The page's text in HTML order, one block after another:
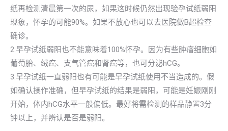
纸再检测清晨第一次的尿，如果这时候仍然出现验孕试纸弱阳
现象，怀孕的可能90%。如果不放心也可以去医院做B超检查
确诊。
2.早孕试纸弱阳也不能意味着100%怀孕。因为有些肿瘤细胞如
葡萄胎、绒癌、支气管癌和肾癌等，也可分泌hCG。
3.早孕试纸一直弱阳也有可能是早孕试纸使用不当造成的。假
如确认操作准确，但早孕试纸的结果是弱阳，可能是妊娠刚刚
开始，体内hCG水平一般偏低。最好将需检测的样品静置3分
钟以上，并辨认是否是弱阳。